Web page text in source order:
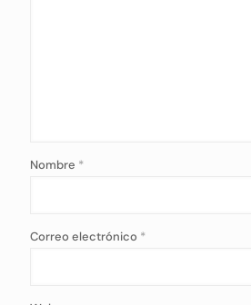
Nombre *
Correo electrónico *